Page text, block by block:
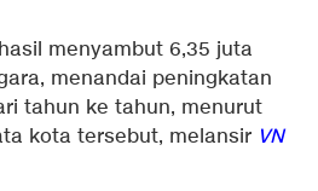
menyambut 6,35 juta
menandai peningkatan
tahun ke tahun, menurut
kota tersebut, melansir VN